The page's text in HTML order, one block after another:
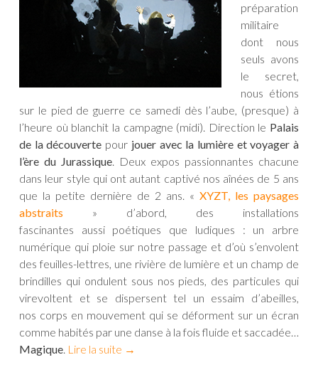
préparation
militaire
dont nous
seuls avons
le secret,
nous étions
sur le pied de guerre ce samedi dès l’aube, (presque) à
l’heure où blanchit la campagne (midi). Direction le Palais
de la découverte pour jouer avec la lumière et voyager à
l’ère du Jurassique. Deux expos passionnantes chacune
dans leur style qui ont autant captivé nos aînées de 5 ans
que la petite dernière de 2 ans. « XYZT, les paysages
abstraits » d’abord, des installations
fascinantes aussi poétiques que ludiques : un arbre
numérique qui ploie sur notre passage et d’où s’envolent
des feuilles-lettres, une rivière de lumière et un champ de
brindilles qui ondulent sous nos pieds, des particules qui
virevoltent et se dispersent tel un essaim d’abeilles,
nos corps en mouvement qui se déforment sur un écran
comme habités par une danse à la fois fluide et saccadée…
Magique. Lire la suite →